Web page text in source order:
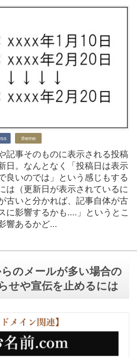
theme
記事そのものに表示される投稿
日。なんとなく「投稿日は表示
良いのでは」という感じもする
は（更新日が表示されているに
古いと分かれば、記事自体が古
に影響するかも....」というとこ
響あるかど...
のメールが多い場合の
せや宣伝を止めるには